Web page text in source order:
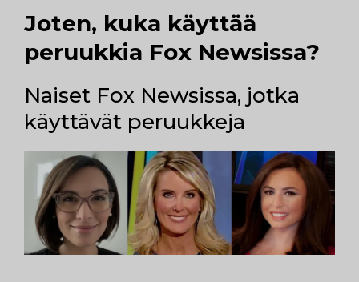
Joten, kuka käyttää
peruukkia Fox Newsissa?
Naiset Fox Newsissa, jotka
käyttävät peruukkeja